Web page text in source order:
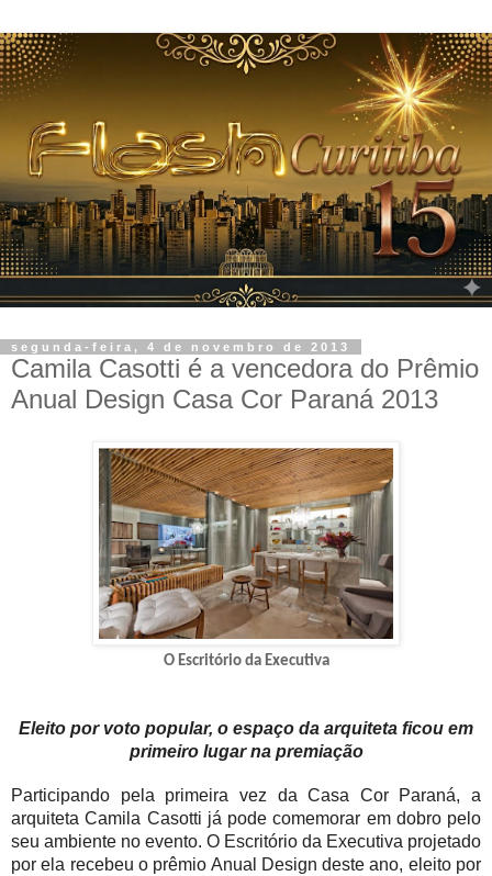
segunda-feira, 4 de novembro de 2013
Camila Casotti é a vencedora do Prêmio
Anual Design Casa Cor Paraná 2013
O Escritório da Executiva
Eleito por voto popular, o espaço da arquiteta ficou em
primeiro lugar na premiação
Participando pela primeira vez da Casa Cor Paraná, a
arquiteta Camila Casotti já pode comemorar em dobro pelo
seu ambiente no evento. O Escritório da Executiva projetado
por ela recebeu o prêmio Anual Design deste ano, eleito por